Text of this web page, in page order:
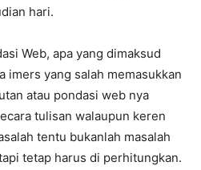
hari.
Web, apa yang dimaksud
imers yang salah memasukkan
atau pondasi web nya
tulisan walaupun keren
tentu bukanlah masalah
tetap harus di perhitungkan.